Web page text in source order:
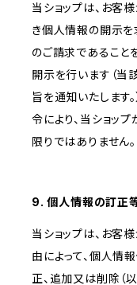
当ショップは、お客
き個人情報の開示を
のご請求であること
開示を行います（当
旨を通知いたします
令により、当ショッ
限りではありません。
9. 個人情報の訂正
当ショップは、お客
由によって、個人情
正、追加又は削除（